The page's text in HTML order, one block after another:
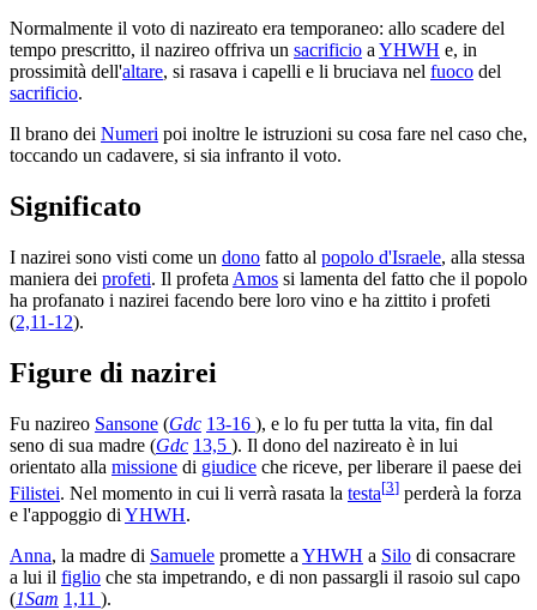
Normalmente il voto di nazireato era temporaneo: allo scadere del
tempo prescritto, il nazireo offriva un sacrificio a YHWH e, in
prossimità dell'altare, si rasava i capelli e li bruciava nel fuoco del
sacrificio.
Il brano dei Numeri poi inoltre le istruzioni su cosa fare nel caso che,
toccando un cadavere, si sia infranto il voto.
Significato
I nazirei sono visti come un dono fatto al popolo d'Israele, alla stessa
maniera dei profeti. Il profeta Amos si lamenta del fatto che il popolo
ha profanato i nazirei facendo bere loro vino e ha zittito i profeti
(2,11-12).
Figure di nazirei
Fu nazireo Sansone (Gdc 13-16 ), e lo fu per tutta la vita, fin dal
seno di sua madre (Gdc 13,5 ). Il dono del nazireato è in lui
orientato alla missione di giudice che riceve, per liberare il paese dei
Filistei. Nel momento in cui li verrà rasata la testa[3] perderà la forza
e l'appoggio di YHWH.
Anna, la madre di Samuele promette a YHWH a Silo di consacrare
a lui il figlio che sta impetrando, e di non passargli il rasoio sul capo
(1Sam 1,11 ).